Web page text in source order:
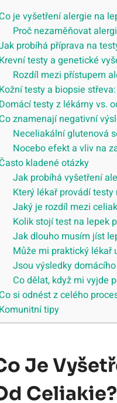
Co je vyšetření alergie na
Proč nezaměňovat
probíhá příprava na
Krevní testy a genetické
Rozdíl mezi přístupem
Kožní testy a biopsie
Domácí testy z lékárny vs.
Co znamenají negativní
Neceliakální glutenová
Nocebo efekt a vliv na
Často kladené otázky
Jak probíhá vyšetření
Který lékař provádí
Jaký je rozdíl mezi
Kolik stojí test na lepek
Jak dlouho musím jíst
Může mi praktický lékař
Jsou výsledky
Co dělat, když mi vyjde
Co si odnést z celého
Komunitní tipy
Je
Celiakie?